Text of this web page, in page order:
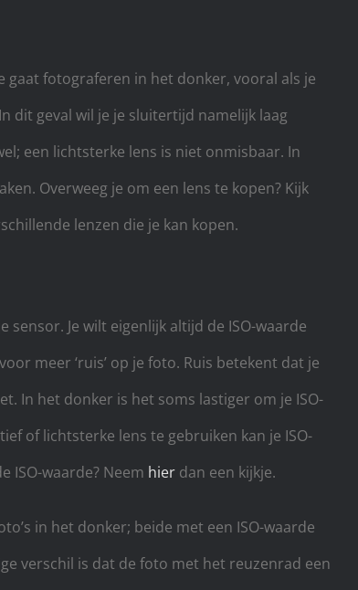
gaat fotograferen in het donker, vooral als je
dit geval wil je je sluitertijd namelijk laag
een lichtsterke lens is niet onmisbaar. In
Overweeg je om een lens te kopen? Kijk
lenzen die je kan kopen.
sensor. Je wilt eigenlijk altijd de ISO-waarde
meer ‘ruis’ op je foto. Ruis betekent dat je
In het donker is het soms lastiger om je ISO-
of lichtsterke lens te gebruiken kan je ISO-
ISO-waarde? Neem hier dan een kijkje.
in het donker; beide met een ISO-waarde
verschil is dat de foto met het reuzenrad een